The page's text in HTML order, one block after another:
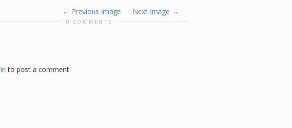
Previous Image Next Image
0 COMMENTS
to post a comment.